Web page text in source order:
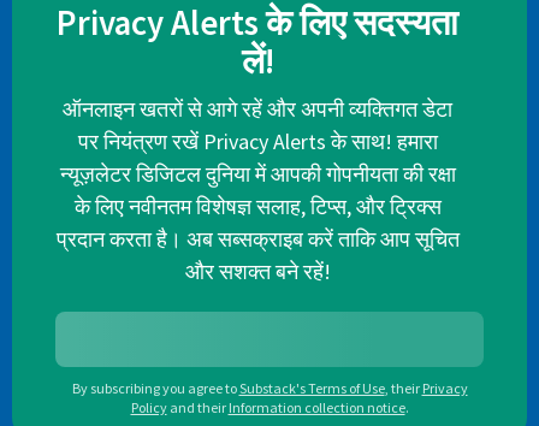
Privacy Alerts के लिए सदस्यता
लें!
ऑनलाइन खतरों से आगे रहें और अपनी व्यक्तिगत डेटा
पर नियंत्रण रखें Privacy Alerts के साथ! हमारा
न्यूज़लेटर डिजिटल दुनिया में आपकी गोपनीयता की रक्षा
के लिए नवीनतम विशेषज्ञ सलाह, टिप्स, और ट्रिक्स
प्रदान करता है। अब सब्सक्राइब करें ताकि आप सूचित
और सशक्त बने रहें!
By subscribing you agree toSubstack's Terms of Use, their Privacy
Policy and their Information collection notice.